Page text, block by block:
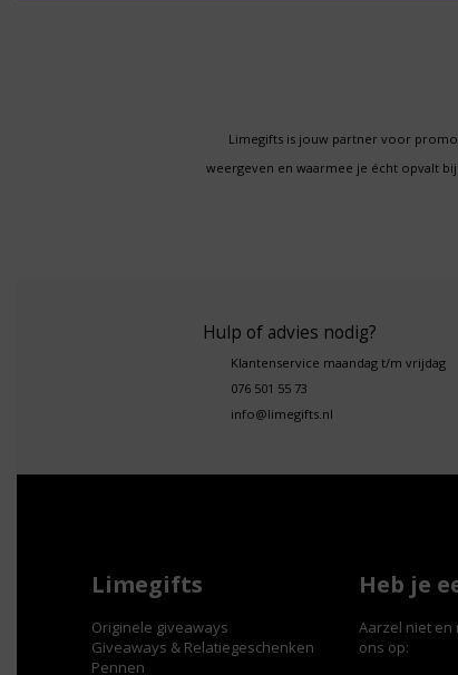
Limegifts is jouw partner voor
weergeven en waarmee je écht opvalt
Hulp of advies nodig?
Klantenservice maandag t/m vrijdag
076 501 55 73
info@limegifts.nl
Limegifts
Originele giveaways
Giveaways & Relatiegeschenken
Pennen
Heb je
Aarzel niet en
ons op: